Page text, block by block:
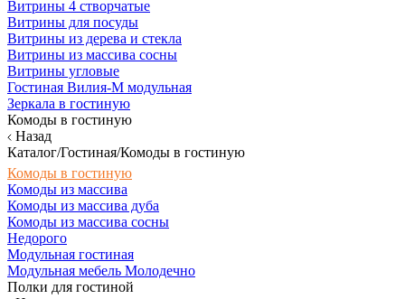
Витрины 4 створчатые
Витрины для посуды
Витрины из дерева и стекла
Витрины из массива сосны
Витрины угловые
Гостиная Вилия-М модульная
Зеркала в гостиную
Комоды в гостиную
Назад
Каталог/Гостиная/Комоды в гостиную
Комоды в гостиную
Комоды из массива
Комоды из массива дуба
Комоды из массива сосны
Недорого
Модульная гостиная
Модульная мебель Молодечно
Полки для гостиной